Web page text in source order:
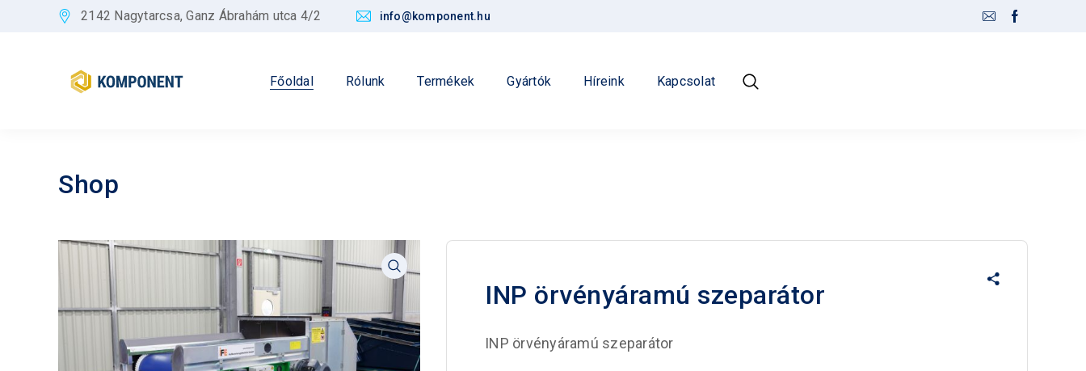
2142 Nagytarcsa, Ganz Ábrahám utca 4/2 info@komponent.hu
Főoldal Rólunk Termékek Gyártók Híreink Kapcsolat
Shop
INP örvényáramú szeparátor
INP örvényáramú szeparátor